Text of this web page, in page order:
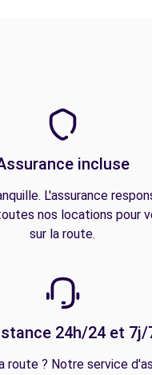
incluse
L'assurance
nos locations pour
sur la route.
24h/24 et 7j/
route ? Notre service